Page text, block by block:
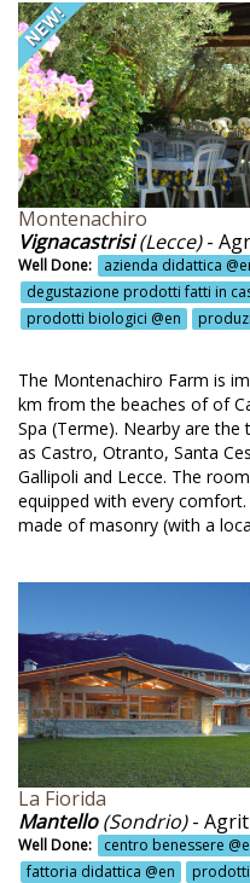
di benvenuto @en
@en
biologici @en
fatti in casa @en
locali @en
di castello @en
dolce o salata
salate
cereali @en
erbe
prodotti
rose @en
di agricultura @en
di alimentazione
di cucina @en
di cucina pugliese
di cucina siciliana
di cucina tipica
Montenachiro
Vignacastrisi(Lecce)-
Well Done:
azienda didattica
degustazione prodotti fatti in
prodotti biologici @en
The Montenachiro Farm is
km from the beaches of of
Spa (Terme). Nearby are
as Castro, Otranto, Santa
Gallipoli and Lecce. The
equipped with every
made of masonry (with a
La Fiorida
Mantello(Sondrio)-
Well Done: centro benessere
fattoria didattica @en
prodotti